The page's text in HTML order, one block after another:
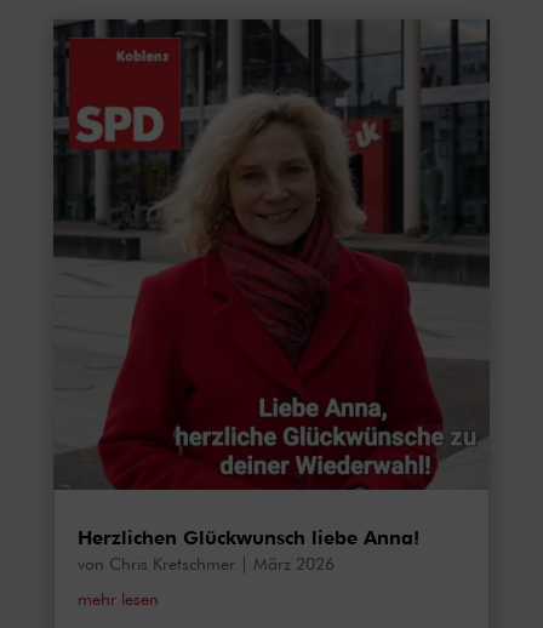
Herzlichen Glückwunsch liebe Anna!
von Chris Kretschmer| März 2026
mehr lesen